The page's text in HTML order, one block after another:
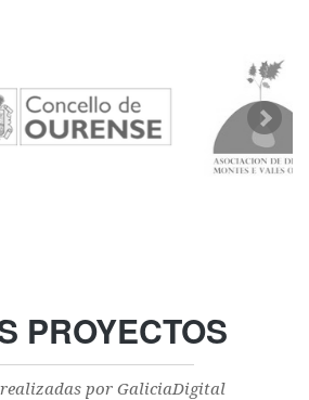
PROYECTOS
realizadas por GaliciaDigital